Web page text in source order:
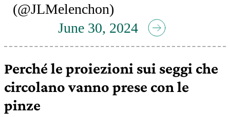
(@JLMelenchon)
June 30, 2024
Perché le proiezioni sui seggi che
circolano vanno prese con le
pinze